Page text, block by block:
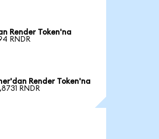
Render Token'na
RNDR
Render Token'na
RNDR